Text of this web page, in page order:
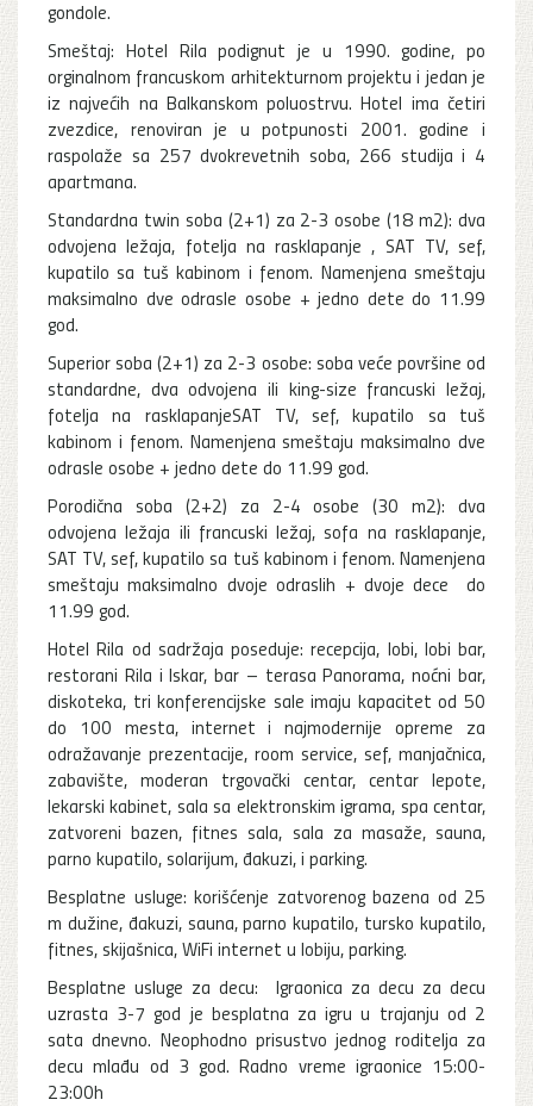
gondole.
Smeštaj: Hotel Rila podignut je u 1990. godine, po
orginalnom francuskom arhitekturnom projektu i jedan je
iz najvećih na Balkanskom poluostrvu. Hotel ima četiri
zvezdice, renoviran je u potpunosti 2001. godine i
raspolaže sa 257 dvokrevetnih soba, 266 studija i 4
apartmana.
Standardna twin soba (2+1) za 2-3 osobe (18 m2): dva
odvojena ležaja, fotelja na rasklapanje , SAT TV, sef,
kupatilo sa tuš kabinom i fenom. Namenjena smeštaju
maksimalno dve odrasle osobe + jedno dete do 11.99
god.
Superior soba (2+1) za 2-3 osobe: soba veće površine od
standardne, dva odvojena ili king-size francuski ležaj,
fotelja na rasklapanjeSAT TV, sef, kupatilo sa tuš
kabinom i fenom. Namenjena smeštaju maksimalno dve
odrasle osobe + jedno dete do 11.99 god.
Porodična soba (2+2) za 2-4 osobe (30 m2): dva
odvojena ležaja ili francuski ležaj, sofa na rasklapanje,
SAT TV, sef, kupatilo sa tuš kabinom i fenom. Namenjena
smeštaju maksimalno dvoje odraslih + dvoje dece do
11.99 god.
Hotel Rila od sadržaja poseduje: recepcija, lobi, lobi bar,
restorani Rila i Iskar, bar – terasa Panorama, noćni bar,
diskoteka, tri konferencijske sale imaju kapacitet od 50
do 100 mesta, internet i najmodernije opreme za
odražavanje prezentacije, room service, sef, manjačnica,
zabavište, moderan trgovački centar, centar lepote,
lekarski kabinet, sala sa elektronskim igrama, spa centar,
zatvoreni bazen, fitnes sala, sala za masaže, sauna,
parno kupatilo, solarijum, đakuzi, i parking.
Besplatne usluge: korišćenje zatvorenog bazena od 25
m dužine, đakuzi, sauna, parno kupatilo, tursko kupatilo,
fitnes, skijašnica, WiFi internet u lobiju, parking.
Besplatne usluge za decu: Igraonica za decu za decu
uzrasta 3-7 god je besplatna za igru u trajanju od 2
sata dnevno. Neophodno prisustvo jednog roditelja za
decu mlađu od 3 god. Radno vreme igraonice 15:00-
23:00h